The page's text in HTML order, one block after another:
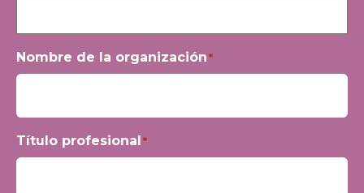
Nombre de la organización*
Título profesional *